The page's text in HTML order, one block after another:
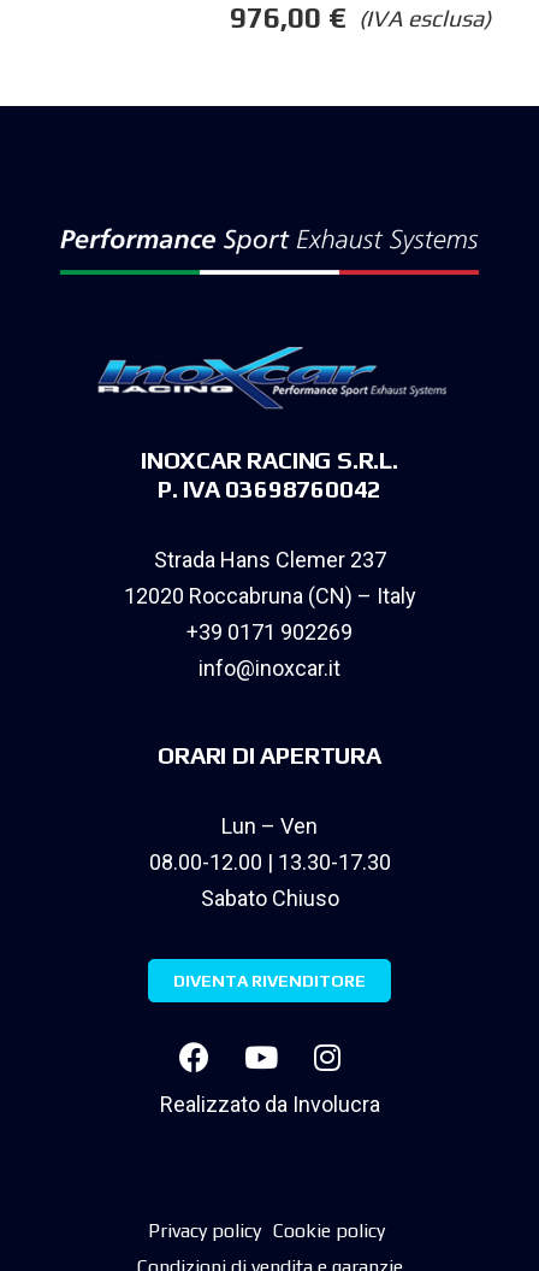
(IVA esclusa)
976,00 €
INOXCAR RACING S.R.L.
P. IVA 03698760042
Strada Hans Clemer 237
12020 Roccabruna (CN) – Italy
+39 0171 902269
info@inoxcar.it
ORARI DI APERTURA
Lun – Ven
08.00-12.00 | 13.30-17.30
Sabato Chiuso
DIVENTA RIVENDITORE
Realizzato da Involucra
Privacy policy Cookie policy